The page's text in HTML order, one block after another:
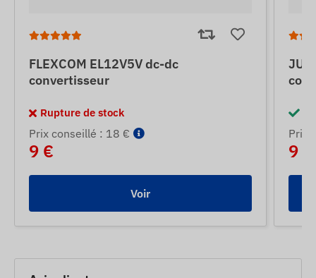
FLEXCOM EL12V5V dc-dc
convertisseur
Rupture de stock
Prix ​​conseillé : 18 €
9 €
Voir
Prix
9 €